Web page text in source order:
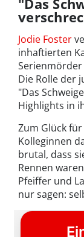
Jodie Foster
inhaftierten
Die Rolle der
"Das
Highlights in
Zum Glück
Kolleginnen
brutal, dass
Rennen
Pfeiffer und
nur sagen: